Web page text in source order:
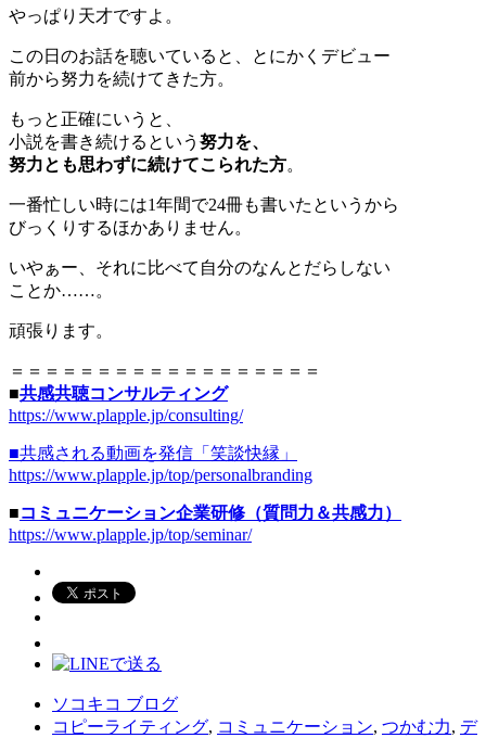
やっぱり天才ですよ。
この日のお話を聴いていると、とにかくデビュー
前から努力を続けてきた方。
もっと正確にいうと、
小説を書き続けるという努力を、
努力とも思わずに続けてこられた方。
一番忙しい時には1年間で24冊も書いたというから
びっくりするほかありません。
いやぁー、それに比べて自分のなんとだらしない
ことか……。
頑張ります。
＝＝＝＝＝＝＝＝＝＝＝＝＝＝＝＝＝＝
■共感共聴コンサルティング
https://www.plapple.jp/consulting/
■共感される動画を発信「笑談快縁」
https://www.plapple.jp/top/personalbranding
■コミュニケーション企業研修（質問力＆共感力）
https://www.plapple.jp/top/seminar/
ソコキコ ブログ
コピーライティング, コミュニケーション, つかむ力, デ